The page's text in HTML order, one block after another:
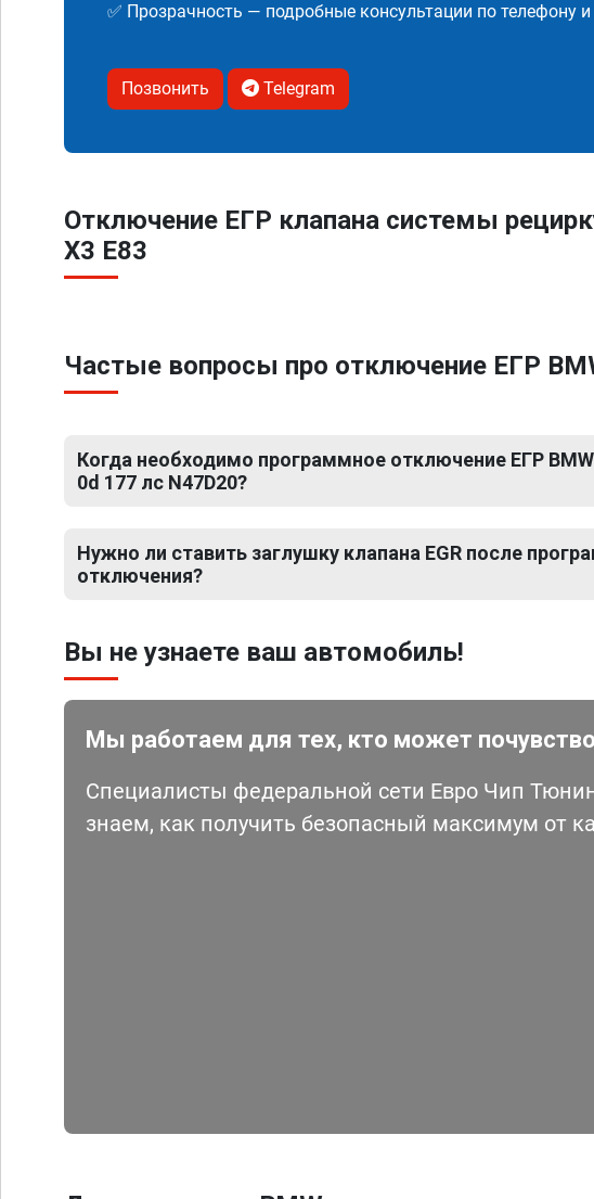
✅ Прозрачность — подробные консультации по телефону
Позвонить Telegram
Отключение ЕГР клапана системы
X3 E83
Частые вопросы про отключение ЕГР
Когда необходимо программное отключение ЕГР BMW
0d 177 лс N47D20?
Нужно ли ставить заглушку клапана EGR после
отключения?
Вы не узнаете ваш автомобиль!
Мы работаем для тех, кто может
Специалисты федеральной сети Евро Чип
знаем, как получить безопасный максимум от